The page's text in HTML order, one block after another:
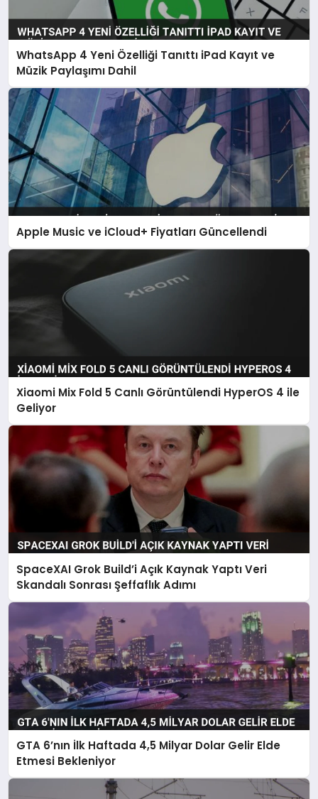
WhatsApp 4 Yeni Özelliği Tanıttı iPad Kayıt ve
Müzik Paylaşımı Dahil
Apple Music ve iCloud+ Fiyatları Güncellendi
Xiaomi Mix Fold 5 Canlı Görüntülendi HyperOS 4 ile
Geliyor
SpaceXAI Grok Build’i Açık Kaynak Yaptı Veri
Skandalı Sonrası Şeffaflık Adımı
GTA 6’nın İlk Haftada 4,5 Milyar Dolar Gelir Elde
Etmesi Bekleniyor